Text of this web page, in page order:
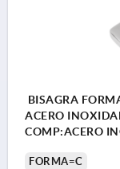
BISAGRA
ACERO
COMP:ACERO
FORMA=C